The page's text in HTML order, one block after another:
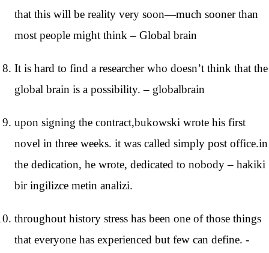
that this will be reality very soon—much sooner than
most people might think – Global brain
It is hard to find a researcher who doesn’t think that the
global brain is a possibility. – globalbrain
upon signing the contract,bukowski wrote his first
novel in three weeks. it was called simply post office.in
the dedication, he wrote, dedicated to nobody – hakiki
bir ingilizce metin analizi.
throughout history stress has been one of those things
that everyone has experienced but few can define. -